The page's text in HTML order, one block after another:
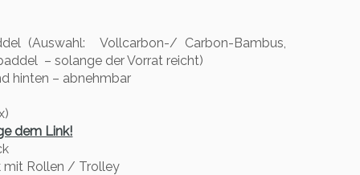
(Auswahl: Vollcarbon-/ Carbon-Bambus,
– solange der Vorrat reicht)
hinten – abnehmbar
dem Link!
mit Rollen / Trolley